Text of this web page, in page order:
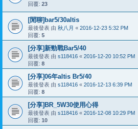
回覆: 23
[閒聊]bar5/30altis
最後發表 由 秋八月 « 2016-12-23 5:32 PM
回覆: 5
[分享]新勁戰Bar5/40
最後發表 由 s118416 « 2016-12-20 10:52 PM
回覆: 8
[分享]06年altis Br5/40
最後發表 由 s118416 « 2016-12-13 6:39 PM
回覆: 8
[分享]BR_5W30使用心得
最後發表 由 s118416 « 2016-12-08 10:29 PM
回覆: 10